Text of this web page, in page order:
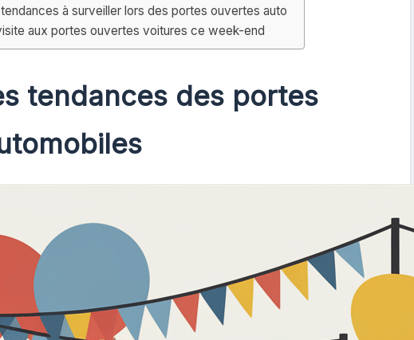
à surveiller lors des portes ouvertes auto
aux portes ouvertes voitures ce week-end
tendances des portes